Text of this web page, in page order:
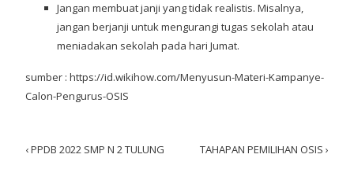
Jangan membuat janji yang tidak realistis. Misalnya,
jangan berjanji untuk mengurangi tugas sekolah atau
meniadakan sekolah pada hari Jumat.
sumber : https://id.wikihow.com/Menyusun-Materi-Kampanye-
Calon-Pengurus-OSIS
Post
‹PPDB 2022 SMP N 2 TULUNG TAHAPAN PEMILIHAN OSIS ›